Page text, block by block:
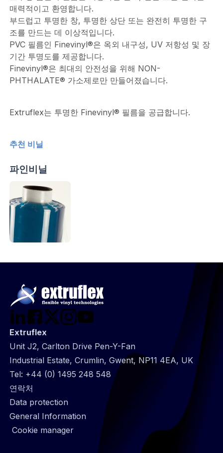
매력적이고 환영합니다.
부드럽고 투명한 창, 투명한 상단 또는 완전히 투명한 구
조를 만드는 데 이상적입니다.
PVC 필름인 Finevinyl®은 옥외 내구성, UV 저항성 및 장
기간 투명도를 제공합니다.
Finevinyl®은 최대의 안전성을 위해 NON-
PHTHALATE® 가소제로만 만들어졌습니다.
Extruflex는 투명한 Finevinyl® 필름을 공급합니다.
추천 비닐
파인비닐
Extruflex
Unit J2, Carlton Drive Pen-Y-Fan
Industrial Estate, Crumlin, Gwent, NP11 4EA, UK
Tel: +44 (0) 1495 248 548
@
Footer
infos
연락처
Data protection
General Information
Cookie manager